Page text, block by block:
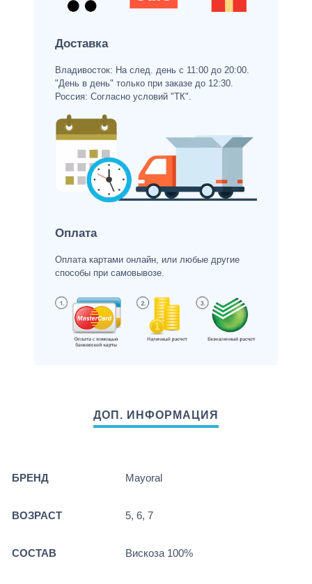
Доставка
Владивосток: На след. день с 11:00 до 20:00.
"День в день" только при заказе до 12:30.
Россия: Согласно условий "ТК".
Оплата
Оплата картами онлайн, или любые другие
способы при самовывозе.
БРЕНД Mayoral
ВОЗРАСТ 5, 6, 7
СОСТАВ Вискоза 100%